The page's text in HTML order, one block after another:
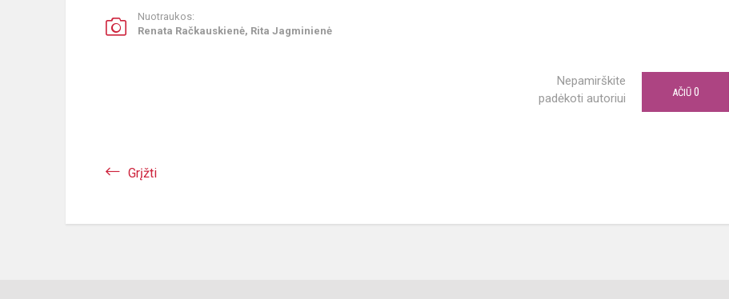
Nuotraukos:
Renata Račkauskienė, Rita Jagminienė
Nepamirškite
padėkoti autoriui
AČIŪ 0
Grįžti